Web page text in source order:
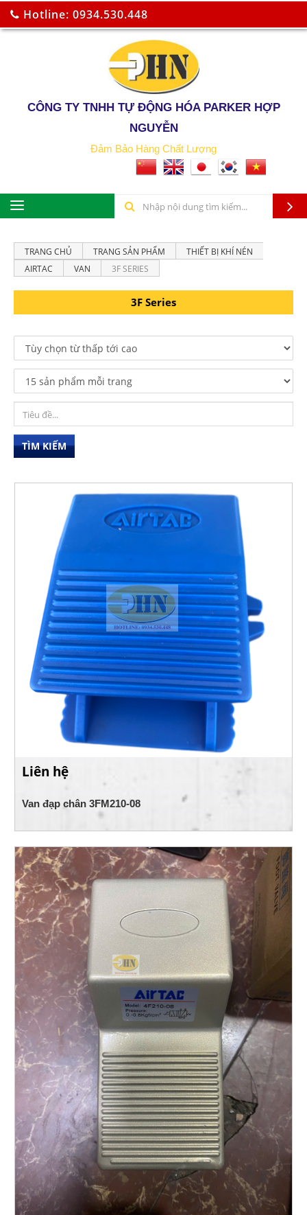
Hotline: 0934.530.448
CÔNG TY TNHH TỰ ĐỘNG HÓA PARKER HỢP
NGUYỄN
Đảm Bảo Hàng Chất Lượng
TRANG CHỦ TRANG SẢN PHẨM
THIẾT BỊ KHÍ NÉN
AIRTAC
VAN 3F SERIES
3F Series
TÌM KIẾM
Liên hệ
Van đạp chân 3FM210-08